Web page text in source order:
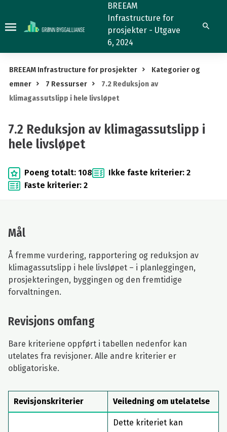
Reduksjon
klimagassutslipp
hele
livsløpet
BREEAM
Infrastructure for
prosjekter - Utgave
6, 2024
Søk
BREEAM Infrastructure for prosjekter
Kategorier og
emner
7 Ressurser
7.2 Reduksjon av
klimagassutslipp i hele livsløpet
7.2 Reduksjon av klimagassutslipp i
hele livsløpet
Poeng totalt: 108
Ikke faste kriterier: 2
Faste kriterier: 2
Mål
Å fremme vurdering, rapportering og reduksjon av
klimagassutslipp i hele livsløpet – i planleggingen,
prosjekteringen, byggingen og den fremtidige
forvaltningen.
Revisjons omfang
Bare kriteriene oppført i tabellen nedenfor kan
utelates fra revisjoner. Alle andre kriterier er
obligatoriske.
Revisjonskriterier Veiledning om utelatelse
Dette kriteriet kan